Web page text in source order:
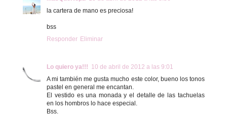
la cartera de mano es preciosa!
bss
Responder Eliminar
Lo quiero ya!!! 10 de abril de 2012 a las 9:01
A mi también me gusta mucho este color, bueno los tonos
pastel en general me encantan.
El vestido es una monada y el detalle de las tachuelas
en los hombros lo hace especial.
Bss.